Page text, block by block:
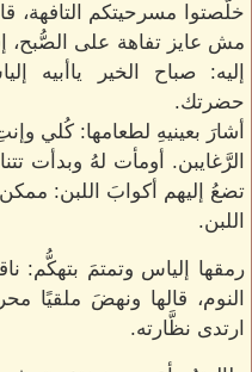
خلَّصتوا مسرحيتكم التافهة،
مش عايز تفاهة على الصُّبح،
إليه: صباح الخير
حضرتك.
أشارَ بعينيهِ لطعامها: كُلي
الرَّغايبن. أومأت لهُ وبدأت
تضعُ إليهم أكوابَ اللبن:
اللبن.
رمقها إلياس وتمتمَ بتهكُّم:
النوم، قالها ونهضَ ملقيًا
ارتدى نظَّارته.